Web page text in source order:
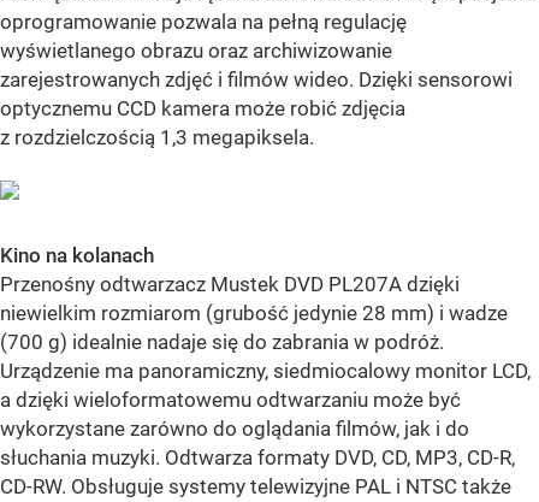
oprogramowanie pozwala na pełną regulację
wyświetlanego obrazu oraz archiwizowanie
zarejestrowanych zdjęć i filmów wideo. Dzięki sensorowi
optycznemu CCD kamera może robić zdjęcia
z rozdzielczością 1,3 megapiksela.
Kino na kolanach
Przenośny odtwarzacz Mustek DVD PL207A dzięki
niewielkim rozmiarom (grubość jedynie 28 mm) i wadze
(700 g) idealnie nadaje się do zabrania w podróż.
Urządzenie ma panoramiczny, siedmiocalowy monitor LCD,
a dzięki wieloformatowemu odtwarzaniu może być
wykorzystane zarówno do oglądania filmów, jak i do
słuchania muzyki. Odtwarza formaty DVD, CD, MP3, CD-R,
CD-RW. Obsługuje systemy telewizyjne PAL i NTSC także